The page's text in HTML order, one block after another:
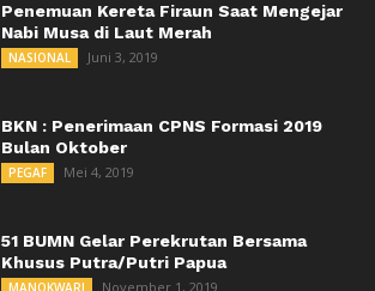
Penemuan Kereta Firaun Saat Mengejar
Nabi Musa di Laut Merah
NASIONAL Juni 3, 2019
BKN : Penerimaan CPNS Formasi 2019
Bulan Oktober
PEGAF Mei 4, 2019
51 BUMN Gelar Perekrutan Bersama
Khusus Putra/Putri Papua
November 1, 2019